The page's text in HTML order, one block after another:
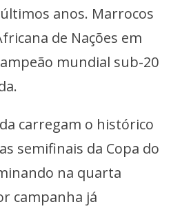
anos. Marrocos
de Nações em
mundial sub-20
carregam o histórico
semifinais da Copa do
na quarta
campanha já